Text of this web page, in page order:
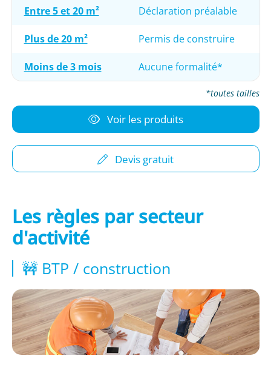
Entre 5 et 20 m² Déclaration préalable
Plus de 20 m² Permis de construire
Moins de 3 mois Aucune formalité*
*toutes tailles
Voir les produits
Devis gratuit
Les règles par secteur
d'activité
🚧 BTP / construction